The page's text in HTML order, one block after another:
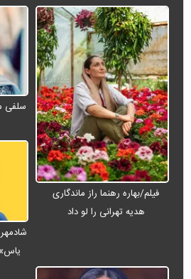
فیلم/بهاره رهنما راز ماندگاری
هدیه تهرانی را لو داد
سلفی
یاس»